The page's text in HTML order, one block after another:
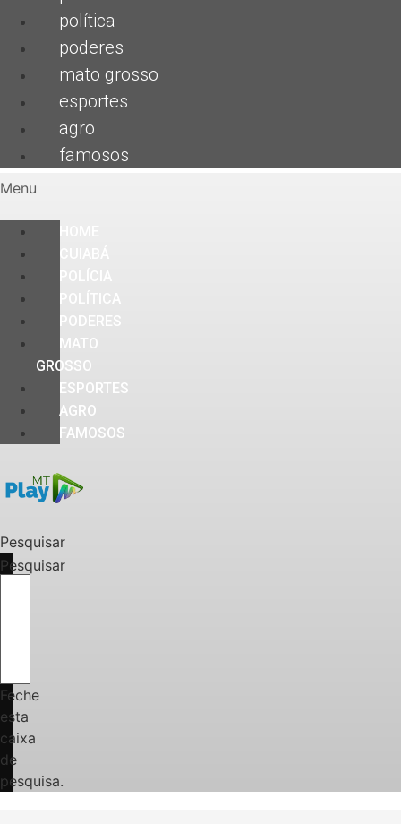
política
poderes
mato grosso
esportes
agro
famosos
Menu
PODERES
MATO
GROSSO
ESPORTES
AGRO
FAMOSOS
Pesquisar
Pesquisar
Feche
esta
caixa
de
pesquisa.